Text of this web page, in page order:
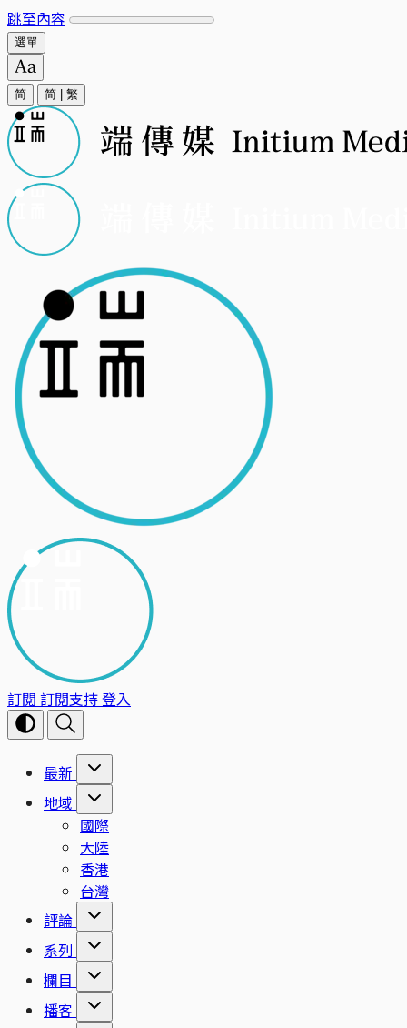
跳至內容
選單
简 简 繁
訂閱 訂閱支持登入
最新
地域
國際
大陸
香港
台灣
評論
系列
欄目
播客